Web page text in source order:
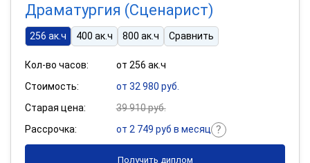
Драматургия (Сценарист)
256 ак.ч 400 ак.ч 800 ак.ч Сравнить
Кол-во часов:
от 256 ак.ч
Стоимость:
от 32 980 руб.
Старая цена:
39 910 руб.
Рассрочка:
от 2 749 руб в месяц
Получить диплом